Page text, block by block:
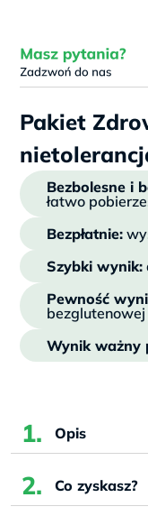
Pakiet
Bezbolesne i
łatwo
Bezpłatnie:
Szybki wynik:
Pewność
bezglutenowej
Wynik ważny
Opis
Co zyskasz?